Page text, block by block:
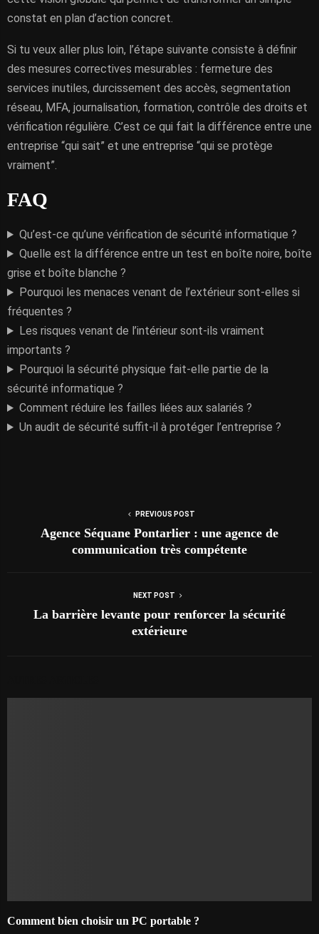
constat en plan d’action concret.
Si tu veux aller plus loin, l’étape suivante consiste à définir
des mesures correctives mesurables : fermeture des
services inutiles, durcissement des accès, segmentation
réseau, MFA, journalisation, formation, contrôle des droits et
vérification régulière. C’est ce qui fait la différence entre une
entreprise “qui sait” et une entreprise “qui se protège
vraiment”.
FAQ
Qu’est-ce qu’une vérification de sécurité informatique ?
Quelle est la différence entre un test en boîte noire, boîte
grise et boîte blanche ?
Pourquoi les menaces venant de l’extérieur sont-elles si
fréquentes ?
Les risques venant de l’intérieur sont-ils vraiment
importants ?
Pourquoi la sécurité physique fait-elle partie de la
sécurité informatique ?
Comment réduire les failles liées aux salariés ?
Un audit de sécurité suffit-il à protéger l’entreprise ?
PREVIOUS POST
Agence Séquane Pontarlier : une agence de
communication très compétente
NEXT POST
La barrière levante pour renforcer la sécurité
extérieure
Comment bien choisir un PC portable ?